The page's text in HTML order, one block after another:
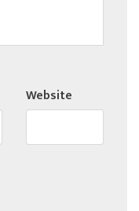
Website